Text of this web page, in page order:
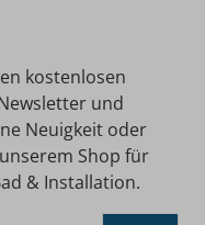
kostenlosen
und
Neuigkeit oder
Shop für
& Installation.